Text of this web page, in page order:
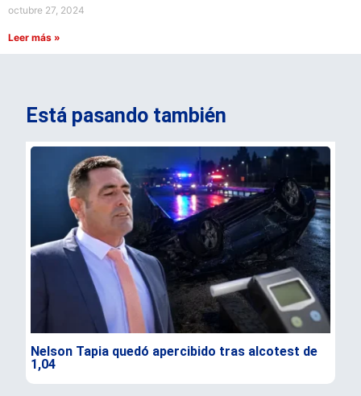
octubre 27, 2024
Leer más »
Está pasando también
Nelson Tapia quedó apercibido tras alcotest de
1,04